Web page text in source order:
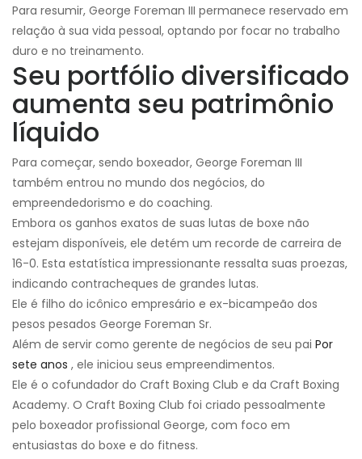
Para resumir, George Foreman III permanece reservado em
relação à sua vida pessoal, optando por focar no trabalho
duro e no treinamento.
Seu portfólio diversificado
aumenta seu patrimônio
líquido
Para começar, sendo boxeador, George Foreman III
também entrou no mundo dos negócios, do
empreendedorismo e do coaching.
Embora os ganhos exatos de suas lutas de boxe não
estejam disponíveis, ele detém um recorde de carreira de
16-0. Esta estatística impressionante ressalta suas proezas,
indicando contracheques de grandes lutas.
Ele é filho do icônico empresário e ex-bicampeão dos
pesos pesados ​​George Foreman Sr.
Além de servir como gerente de negócios de seu pai Por
sete anos , ele iniciou seus empreendimentos.
Ele é o cofundador do Craft Boxing Club e da Craft Boxing
Academy. O Craft Boxing Club foi criado pessoalmente
pelo boxeador profissional George, com foco em
entusiastas do boxe e do fitness.